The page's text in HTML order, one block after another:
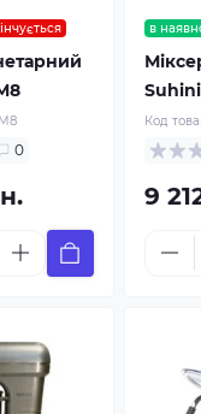
0
в
Suhini
Код
9